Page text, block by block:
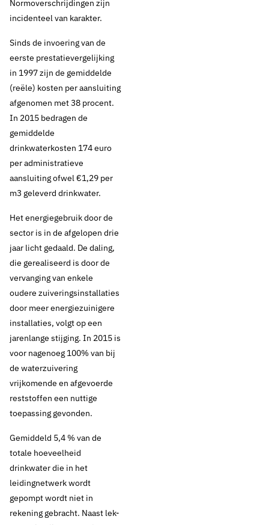
ILT:
klanttevredenheid
drinkwaterbedrijven
is hoog
23 januari 2017 Nieuws
Thema's:
Consumenten
Drinkwaterkwaliteit
Normoverschrijdingen zijn
incidenteel van karakter.
Sinds de invoering van de
eerste prestatievergelijking
in 1997 zijn de gemiddelde
(reële) kosten per aansluiting
afgenomen met 38 procent.
In 2015 bedragen de
gemiddelde
drinkwaterkosten 174 euro
per administratieve
aansluiting ofwel €1,29 per
m3 geleverd drinkwater.
Het energiegebruik door de
sector is in de afgelopen drie
jaar licht gedaald. De daling,
die gerealiseerd is door de
vervanging van enkele
oudere zuiveringsinstallaties
door meer energiezuinigere
installaties, volgt op een
jarenlange stijging. In 2015 is
voor nagenoeg 100% van bij
de waterzuivering
vrijkomende en afgevoerde
reststoffen een nuttige
toepassing gevonden.
Gemiddeld 5,4 % van de
totale hoeveelheid
drinkwater die in het
leidingnetwerk wordt
gepompt wordt niet in
rekening gebracht. Naast lek-